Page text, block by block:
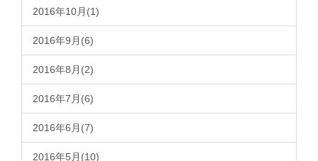
2016年10月(1)
2016年9月(6)
2016年8月(2)
2016年7月(6)
2016年6月(7)
2016年5月(10)